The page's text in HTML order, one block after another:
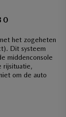
het zogeheten
Dit systeem
middenconsole
rijsituatie,
om de auto